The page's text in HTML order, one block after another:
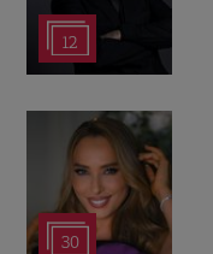
12
30